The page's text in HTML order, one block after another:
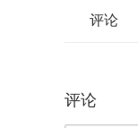
评论
评论